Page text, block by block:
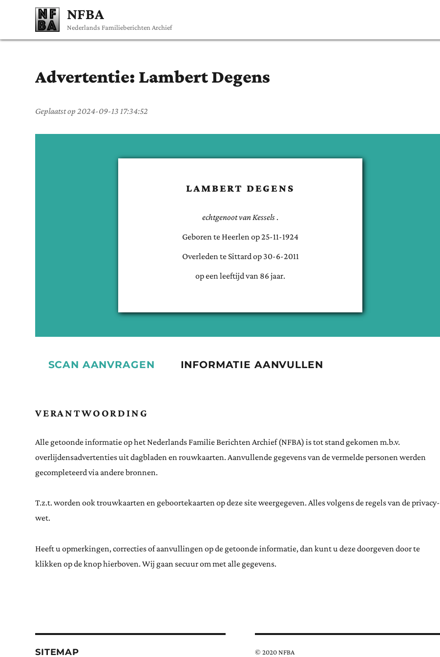
NFBA
Nederlands Familieberichten Archief
Advertentie: LambertDegens
Geplaatst op 2024-09-13 17:34:52
LAMBERT DEGENS
echtgenoot van Kessels .
Geboren te Heerlen op25-11-1924
Overleden te Sittard op 30-6-2011
op een leeftijd van 86jaar.
SCAN AANVRAGEN INFORMATIE AANVULLEN
VERANTWOORDING
Alle getoonde informatie op het Nederlands Familie Berichten Archief (NFBA) is tot stand gekomen m.b.v.
overlijdensadvertenties uit dagbladen en rouwkaarten. Aanvullende gegevens van de vermelde personen werden
gecompleteerd via andere bronnen.
T.z.t. worden ook trouwkaarten en geboortekaarten op deze site weergegeven. Alles volgens de regels van de privacy-
wet.
Heeft u opmerkingen, correcties of aanvullingen op de getoonde informatie, dan kunt u deze doorgeven door te
klikken op de knop hierboven. Wij gaan secuur om met alle gegevens.
SITEMAP © 2020 NFBA